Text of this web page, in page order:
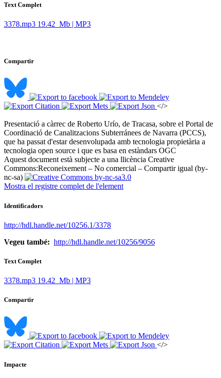
Text Complet
3378.mp3 19.42 Mb | MP3
Compartir
</>
Presentació a càrrec de Roberto Urío, de Tracasa, sobre el Portal de
Coordinació de Canalitzacions Subterránees de Navarra (PCCS),
que ha passat d'estar desenvolupada amb tecnologia propietària a
tecnologia open source i que es basa en estàndars OGC ​
Aquest document està subjecte a una llicència Creative
Commons:Reconeixement – No comercial – Compartir igual (by-
nc-sa)
Mostra el registre complet de l'element
Identificadors
http://hdl.handle.net/10256.1/3378
Vegeu també: http://hdl.handle.net/10256/9056
Text Complet
3378.mp3 19.42 Mb | MP3
Compartir
</>
Impacte